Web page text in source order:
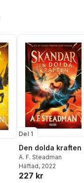
Del 1
Den dolda kraften
A. F. Steadman
Häftad, 2022
227 kr